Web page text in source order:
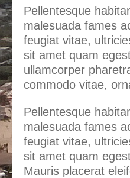
Pellentesque
malesuada fames
feugiat vitae,
sit amet quam
ullamcorper
commodo vitae,
Pellentesque
malesuada fames
feugiat vitae,
sit amet quam
Mauris placerat